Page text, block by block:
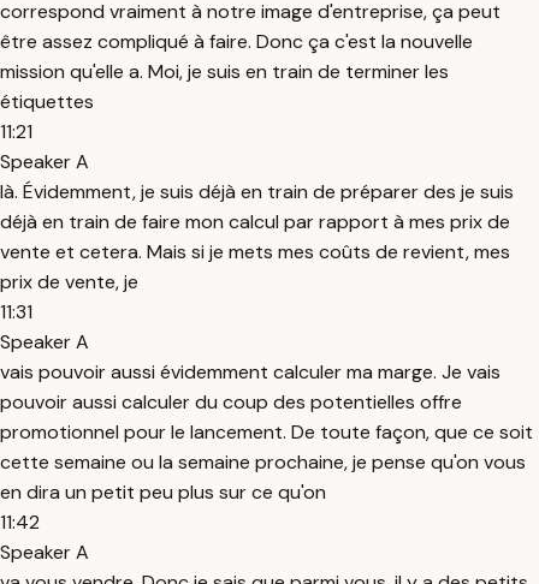
correspond vraiment à notre image d'entreprise, ça peut
être assez compliqué à faire. Donc ça c'est la nouvelle
mission qu'elle a. Moi, je suis en train de terminer les
étiquettes
11:21
Speaker A
là. Évidemment, je suis déjà en train de préparer des je suis
déjà en train de faire mon calcul par rapport à mes prix de
vente et cetera. Mais si je mets mes coûts de revient, mes
prix de vente, je
11:31
Speaker A
vais pouvoir aussi évidemment calculer ma marge. Je vais
pouvoir aussi calculer du coup des potentielles offre
promotionnel pour le lancement. De toute façon, que ce soit
cette semaine ou la semaine prochaine, je pense qu'on vous
en dira un petit peu plus sur ce qu'on
11:42
Speaker A